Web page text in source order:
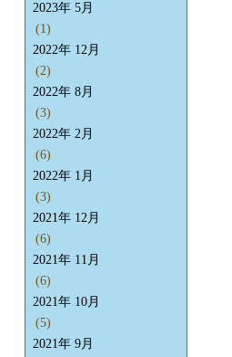
2023年 5月
(1)
2022年 12月
(2)
2022年 8月
(3)
2022年 2月
(6)
2022年 1月
(3)
2021年 12月
(6)
2021年 11月
(6)
2021年 10月
(5)
2021年 9月